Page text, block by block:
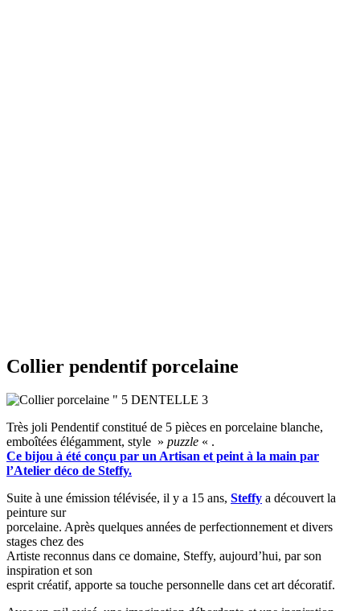
Collier pendentif porcelaine
Très joli Pendentif constitué de 5 pièces en porcelaine blanche,
emboîtées élégamment, style » puzzle « .
Ce bijou à été conçu par un Artisan et peint à la main par
l’Atelier déco de Steffy.
Suite à une émission télévisée, il y a 15 ans, Steffy a découvert la
peinture sur
porcelaine. Après quelques années de perfectionnement et divers
stages chez des
Artiste reconnus dans ce domaine, Steffy, aujourd’hui, par son
inspiration et son
esprit créatif, apporte sa touche personnelle dans cet art décoratif.